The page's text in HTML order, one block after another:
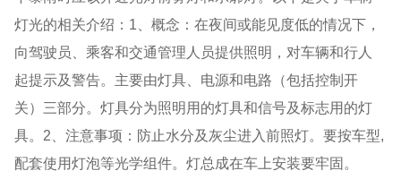
灯光的相关介绍：1、概念：在夜间或能见度低的情况下，
向驾驶员、乘客和交通管理人员提供照明，对车辆和行人
起提示及警告。主要由灯具、电源和电路（包括控制开
关）三部分。灯具分为照明用的灯具和信号及标志用的灯
具。2、注意事项：防止水分及灰尘进入前照灯。要按车型,
配套使用灯泡等光学组件。灯总成在车上安装要牢固。